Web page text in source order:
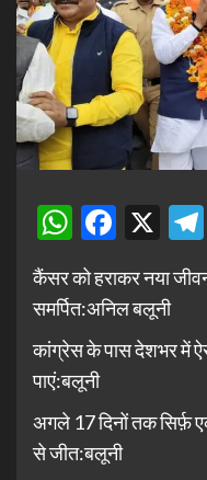
X
कैंसर को हराकर नया
समर्पित:अनिल बलूनी
कांग्रेस के पास देशभर में
पाएं:बलूनी
अगले 17 दिनों तक सिर्फ़
से जीत:बलूनी